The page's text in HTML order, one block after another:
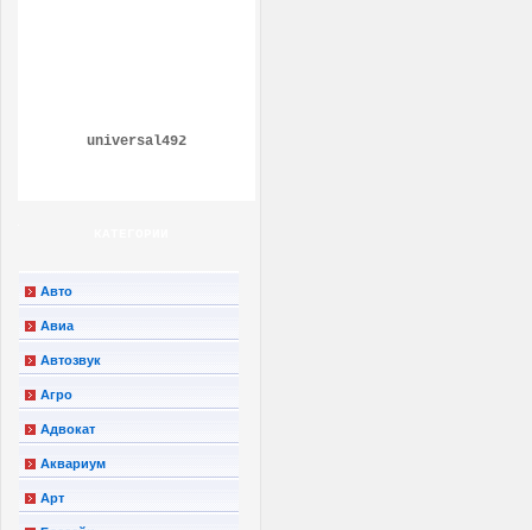
universal492
Авто
Авиа
Автозвук
Агро
Адвокат
Аквариум
Арт